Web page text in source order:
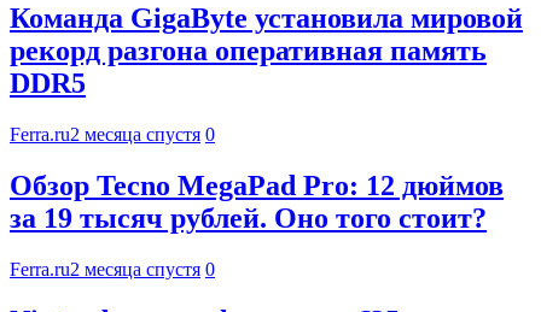
Команда GigaByte установила мировой
рекорд разгона оперативная память
DDR5
Ferra.ru2 месяца спустя 0
Обзор Tecno MegaPad Pro: 12 дюймов
за 19 тысяч рублей. Оно того стоит?
Ferra.ru2 месяца спустя 0